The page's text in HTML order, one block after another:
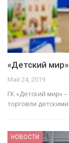
«Детский
Май 24, 2019
ГК «Детский мир»
торговли
НОВОСТИ